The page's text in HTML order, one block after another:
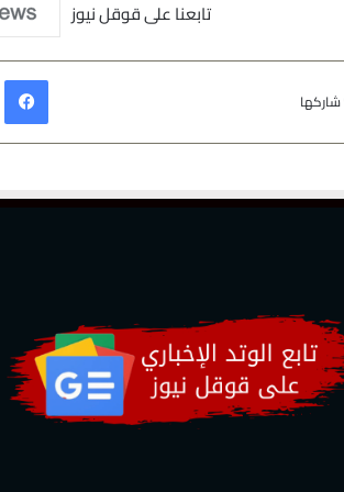
تابعنا على قوقل نيوز
شاركها